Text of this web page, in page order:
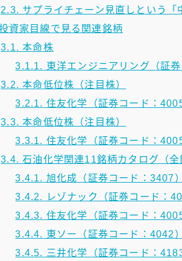
2.3. サプライチェーン見直しという
資家目線で見る関連銘柄
3.1. 本命株
3.1.1. 東洋エンジニアリング（証
3.2. 本命低位株（注目株）
3.2.1. 住友化学（証券コード：
3.3. 本命低位株（注目株）
3.3.1. 住友化学（証券コード：
3.4. 石油化学関連11銘柄カタログ（
3.4.1. 旭化成（証券コード：3407
3.4.2.
レゾナック（証券コード：
3.4.3. 住友化学（証券コード：
3.4.4. 東ソー（証券コード：4042
3.4.5. 三井化学（証券コード：